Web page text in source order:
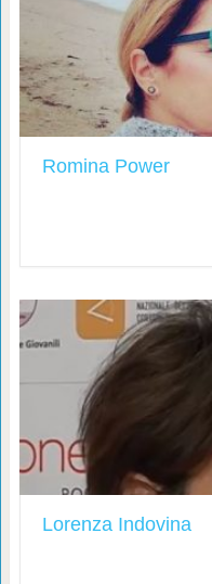
Romina Power
Lorenza Indovina